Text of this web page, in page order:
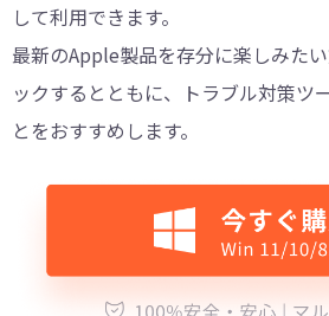
して利用できます。
最新のApple製品を存分に楽しみた
ックするとともに、トラブル対策ツ
とをおすすめします。